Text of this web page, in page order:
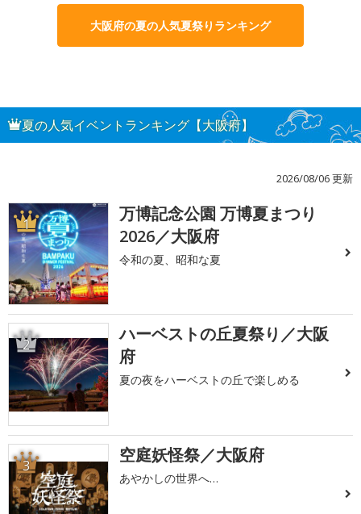
大阪府の夏の人気夏祭りランキング
夏の人気イベントランキング【大阪府】
2026/08/06 更新
1
万博記念公園 万博夏まつり
2026／大阪府
令和の夏、昭和な夏
2
ハーベストの丘夏祭り／大阪
府
夏の夜をハーベストの丘で楽しめる
3 空庭妖怪祭／大阪府
あやかしの世界へ…